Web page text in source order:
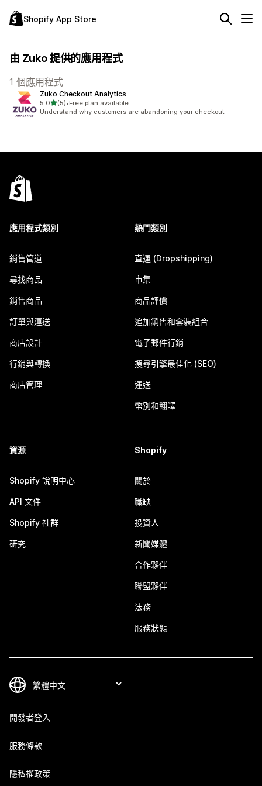
Shopify App Store
由 Zuko 提供的應用程式
1 個應用程式
Zuko Checkout Analytics
5.0滿分 5 顆星
(5)
共有 5 則評價
•Free plan available
Understand why customers are abandoning your checkout
應用程式類別
銷售管道
尋找商品
銷售商品
訂單與運送
商店設計
行銷與轉換
商店管理
熱門類別
直運 (Dropshipping)
市集
商品評價
追加銷售和套裝組合
電子郵件行銷
搜尋引擎最佳化 (SEO)
運送
幣別和翻譯
資源
Shopify 說明中心
API 文件
Shopify 社群
研究
Shopify
關於
職缺
投資人
新聞媒體
合作夥伴
聯盟夥伴
法務
服務狀態
開發者登入
服務條款
隱私權政策